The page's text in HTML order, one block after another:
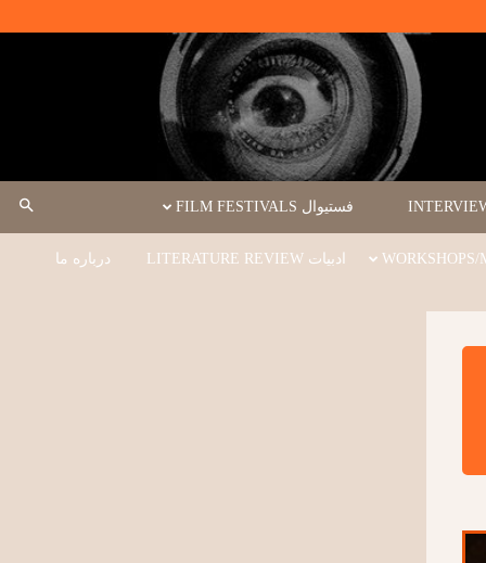
فستیوال FILM FESTIVALS
ادبیات LITERATURE REVIEW درباره ما